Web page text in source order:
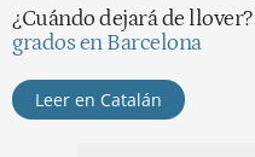
¿Cuándo dejará de llover?
grados en Barcelona
Leer en Catalán